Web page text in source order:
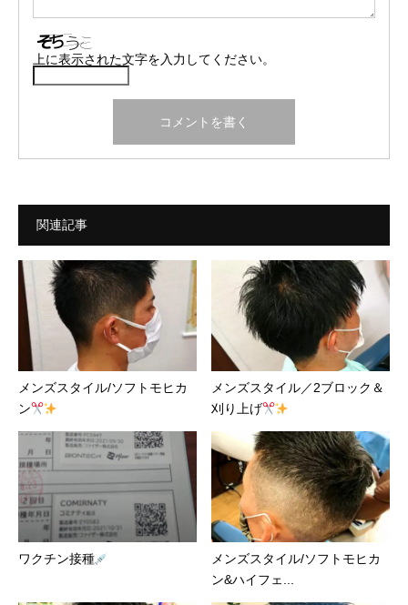
上に表示された文字を入力してください。
関連記事
メンズスタイル/ソフトモヒカ
ン
メンズスタイル／2ブロック＆
刈り上げ
ワクチン接種
メンズスタイル/ソフトモヒカ
ン&ハイフェ...